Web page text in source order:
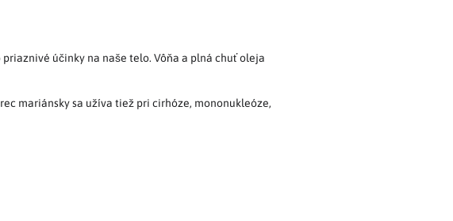
účinky na naše telo. Vôňa a plná chuť oleja
mariánsky sa užíva tiež pri cirhóze, mononukleóze,